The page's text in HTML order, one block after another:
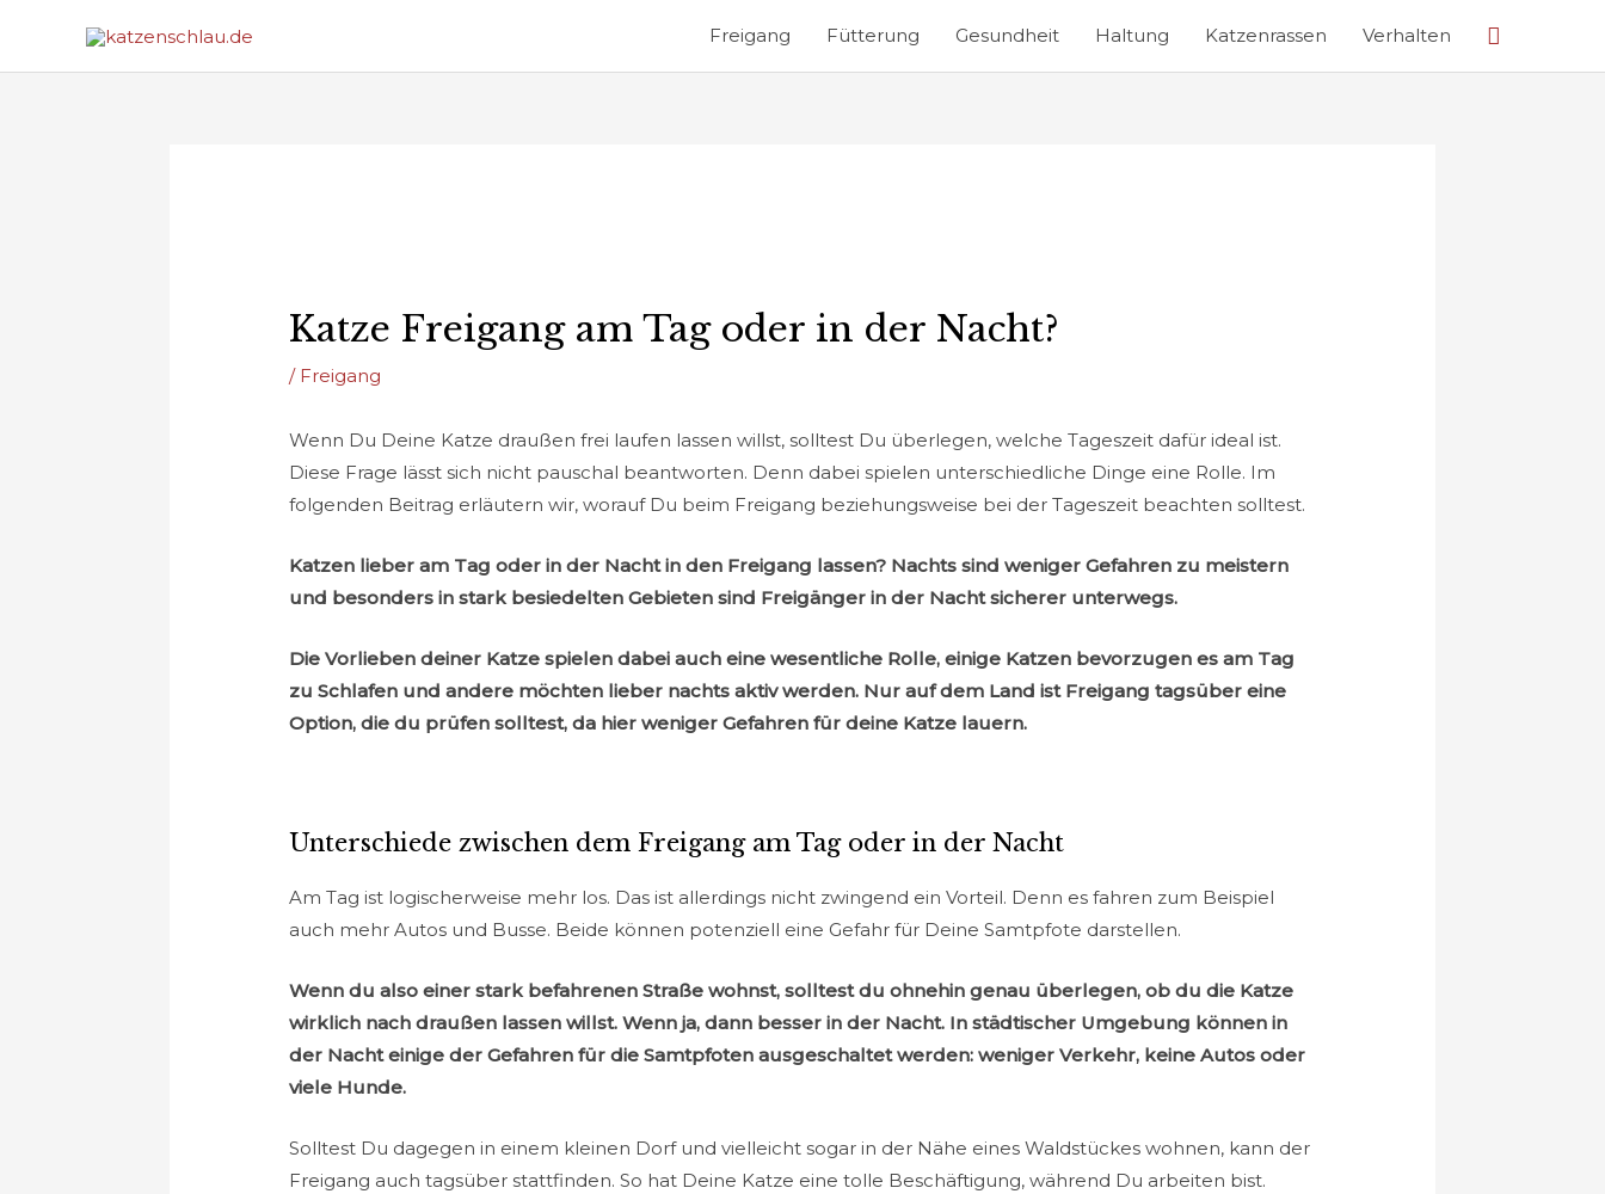
springen
Freigang Fütterung Gesundheit Haltung Katzenrassen Verhalten Suche
Katze Freigang am Tag oder in der Nacht?
/ Freigang
Wenn Du Deine Katze draußen frei laufen lassen willst, solltest Du überlegen, welche Tageszeit dafür ideal ist.
Diese Frage lässt sich nicht pauschal beantworten. Denn dabei spielen unterschiedliche Dinge eine Rolle. Im
folgenden Beitrag erläutern wir, worauf Du beim Freigang beziehungsweise bei der Tageszeit beachten solltest.
Katzen lieber am Tag oder in der Nacht in den Freigang lassen? Nachts sind weniger Gefahren zu meistern
und besonders in stark besiedelten Gebieten sind Freigänger in der Nacht sicherer unterwegs.
Die Vorlieben deiner Katze spielen dabei auch eine wesentliche Rolle, einige Katzen bevorzugen es am Tag
zu Schlafen und andere möchten lieber nachts aktiv werden. Nur auf dem Land ist Freigang tagsüber eine
Option, die du prüfen solltest, da hier weniger Gefahren für deine Katze lauern.
Unterschiede zwischen dem Freigang am Tag oder in der Nacht
Am Tag ist logischerweise mehr los. Das ist allerdings nicht zwingend ein Vorteil. Denn es fahren zum Beispiel
auch mehr Autos und Busse. Beide können potenziell eine Gefahr für Deine Samtpfote darstellen.
Wenn du also einer stark befahrenen Straße wohnst, solltest du ohnehin genau überlegen, ob du die Katze
wirklich nach draußen lassen willst. Wenn ja, dann besser in der Nacht. In städtischer Umgebung können in
der Nacht einige der Gefahren für die Samtpfoten ausgeschaltet werden: weniger Verkehr, keine Autos oder
viele Hunde.
Solltest Du dagegen in einem kleinen Dorf und vielleicht sogar in der Nähe eines Waldstückes wohnen, kann der
Freigang auch tagsüber stattfinden. So hat Deine Katze eine tolle Beschäftigung, während Du arbeiten bist.